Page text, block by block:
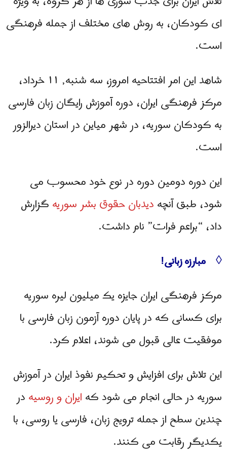
ای کودکان، به روش های مختلف از جمله فرهنگی
است.
شاهد این امر افتتاحیه امروز، سه شنبه, ۱۱ خرداد،
مرکز فرهنگی ایران، دوره آموزش رایگان زبان فارسی
به کودکان سوریه، در شهر مياين در استان دیرالزور
است.
این دوره دومین دوره در نوع خود محسوب می
شود، طبق آنچهدیدبان حقوق بشر سوریهگزارش
داد، “براعم فرات” نام داشت.
◊ مبارزه زبانی!
مرکز فرهنگی ایران جایزه یک میلیون لیره سوریه
برای کسانی که در پایان دوره آزمون زبان فارسی با
موفقیت عالی قبول می شوند، اعلام کرد.
این تلاش برای افزایش و تحکیم نفوذ ایران در آموزش
سوریه در حالی انجام می شود کهایران و روسیهدر
چندین سطح از جمله ترویج زبان، فارسی یا روسی، با
یکدیگر رقابت می کنند.